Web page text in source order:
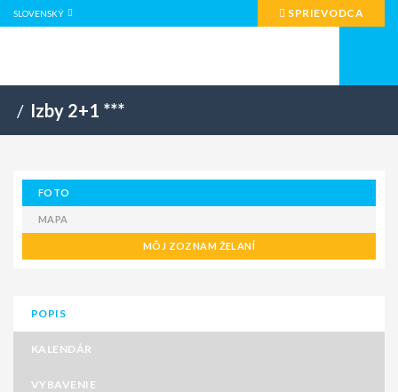
SLOVENSKÝ SPRIEVODCA
/ Izby 2+1 ***
FOTO
MAPA
MÔJ ZOZNAM ŽELANÍ
POPIS
KALENDÁR
VYBAVENIE